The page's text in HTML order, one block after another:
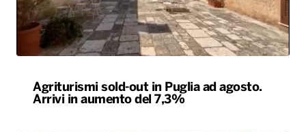
Agriturismi sold-out in Puglia ad agosto.
Arrivi in aumento del 7,3%